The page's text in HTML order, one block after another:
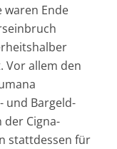
waren Ende
Vor allem den
und Bargeld-
der Cigna-
stattdessen für